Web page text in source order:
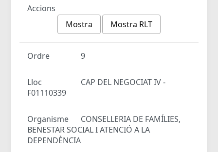
Accions
Mostra
Mostra RLT
Ordre 9
Lloc
CAP DEL NEGOCIAT IV -
F01110339
Organisme
CONSELLERIA DE FAMÍLIES,
BENESTAR SOCIAL I ATENCIÓ A LA
DEPENDÈNCIA